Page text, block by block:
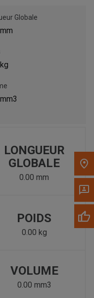
à' dans le volet de
Globale
LONGUEUR
GLOBALE
0.00 mm
POIDS
0.00 kg
VOLUME
0.00 mm3